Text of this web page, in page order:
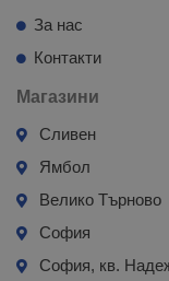
За нас
Контакти
Магазини
Сливен
Ямбол
Велико Търново
София
София, кв.